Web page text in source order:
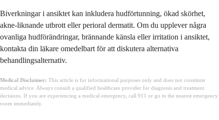
Biverkningar i ansiktet kan inkludera hudförtunning, ökad skörhet,
akne-liknande utbrott eller perioral dermatit. Om du upplever några
ovanliga hudförändringar, brännande känsla eller irritation i ansiktet,
kontakta din läkare omedelbart för att diskutera alternativa
behandlingsalternativ.
Medical Disclaimer: This article is for informational purposes only and does not constitute
medical advice. Always consult a qualified healthcare provider for diagnosis and treatment
decisions. If you are experiencing a medical emergency, call 911 or go to the nearest emergency
room immediately.